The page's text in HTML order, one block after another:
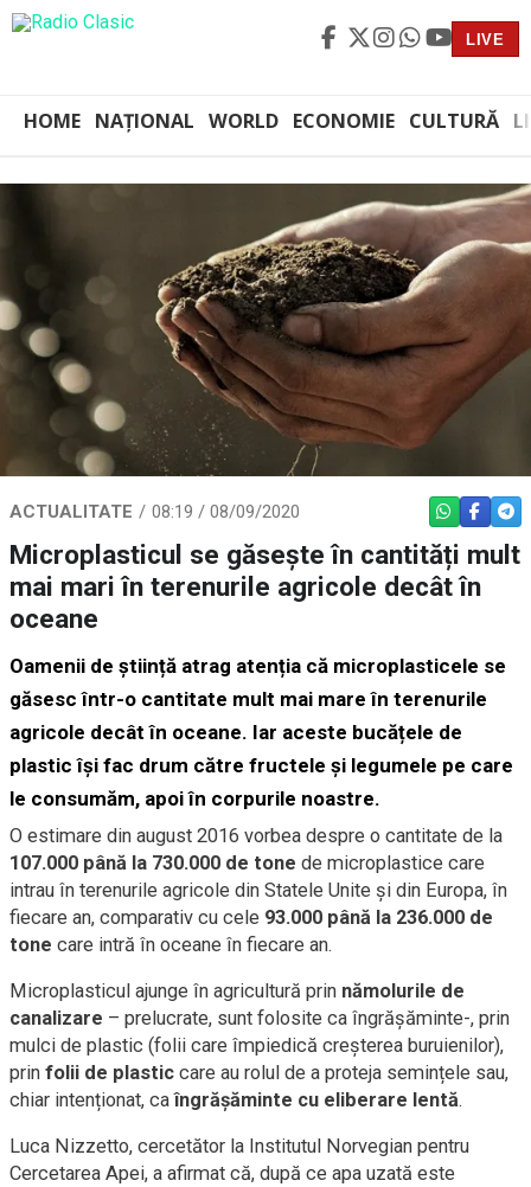
LIVE
HOME NAȚIONAL WORLD ECONOMIE CULTURĂ
ACTUALITATE 08:19 / 08/09/2020 WHATSAPP
Microplasticul se găsește în cantități mult
mai mari în terenurile agricole decât în
oceane
Oamenii de știință atrag atenția că microplasticele se
găsesc într-o cantitate mult mai mare în terenurile
agricole decât în oceane. Iar aceste bucățele de
plastic își fac drum către fructele și legumele pe care
le consumăm, apoi în corpurile noastre.
O estimare din august 2016 vorbea despre o cantitate de la
107.000 până la 730.000 de tone de microplastice care
intrau în terenurile agricole din Statele Unite și din Europa, în
fiecare an, comparativ cu cele 93.000 până la 236.000 de
tone care intră în oceane în fiecare an.
Microplasticul ajunge în agricultură prin nămolurile de
canalizare – prelucrate, sunt folosite ca îngrășăminte-, prin
mulci de plastic (folii care împiedică creșterea buruienilor),
prin folii de plastic care au rolul de a proteja semințele sau,
chiar intenționat, caîngrășăminte cu eliberare lentă.
Luca Nizzetto, cercetător la Institutul Norvegian pentru
Cercetarea Apei, a afirmat că, după ce apa uzată este